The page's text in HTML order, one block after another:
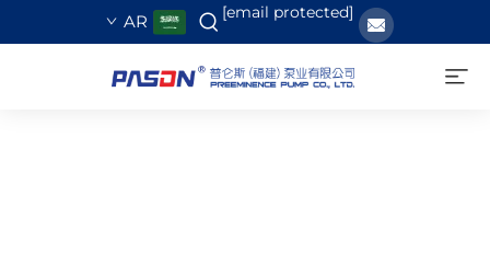
[email protected]
AR